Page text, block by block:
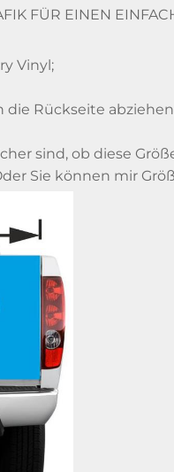
FÜR EINEN
Vinyl;
Rückseite
sind, ob diese
Sie können mir